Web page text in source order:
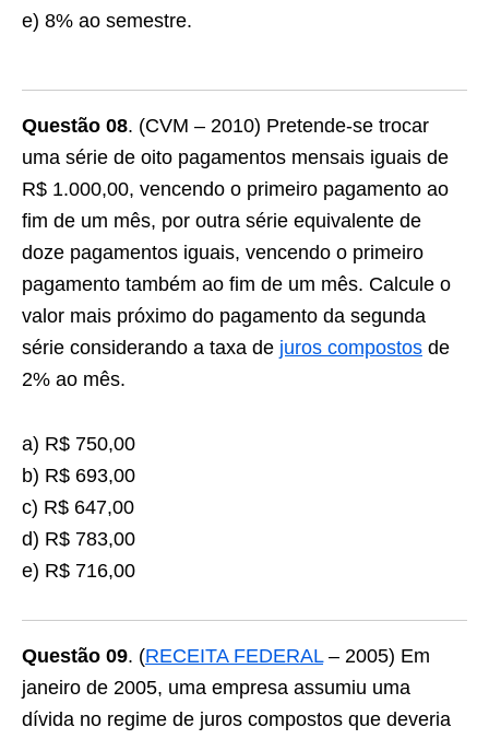
e) 8% ao semestre.
Questão 08. (CVM – 2010) Pretende-se trocar
uma série de oito pagamentos mensais iguais de
R$ 1.000,00, vencendo o primeiro pagamento ao
fim de um mês, por outra série equivalente de
doze pagamentos iguais, vencendo o primeiro
pagamento também ao fim de um mês. Calcule o
valor mais próximo do pagamento da segunda
série considerando a taxa de juros compostos de
2% ao mês.
a) R$ 750,00
b) R$ 693,00
c) R$ 647,00
d) R$ 783,00
e) R$ 716,00
Questão 09. (RECEITA FEDERAL– 2005) Em
janeiro de 2005, uma empresa assumiu uma
dívida no regime de juros compostos que deveria